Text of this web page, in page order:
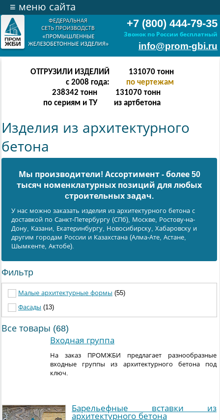
+7 (800) 444-79-35
Звонок по России бесплатный
info@prom-gbi.ru
≡ меню сайта
ОТГРУЗИЛИ ИЗДЕЛИЙ
с 2008 года:
262142тонн
по чертежам
238342 тонн
по сериям и ТУ
262142 тонн
из артбетона
Изделия из архитектурного
бетона
Мы производители! Ассортимент - более 50
тысяч номенклатурных позиций для любых
cтроительных задач.
У нас можно заказать изделия из архитектурного бетона с
доставкой по Санкт-Петербургу (СПб), Москве, Ростову-на-
Дону, Казани, Екатеринбургу, Новосибирску, Хабаровску и
другим городам России и Казахстана (Алма-Ате, Астане,
Шымкенте, Актобе).
Фильтр
Малые архитектурные формы (55)
Фасады (13)
Все товары (68)
Входная группа
На заказ ПРОМЖБИ предлагает разнообразные
входные группы из архитектурного бетона под
ключ.
Барельефные вставки из
архитектурного бетона